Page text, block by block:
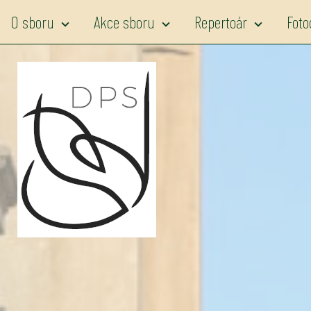
O sboru expand_more Akce sboru expand_more Repertoár expand_more